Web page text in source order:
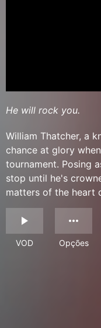
He will rock you.
William Thatcher, a
chance at glory
tournament. Posing
stop until he's
matters of the heart
VOD Opções